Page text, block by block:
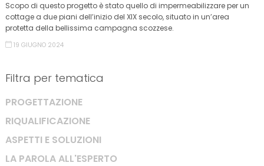
Scopo di questo progetto è stato quello di impermeabilizzare per un
cottage a due piani dell’inizio del XIX secolo, situato in un’area
protetta della bellissima campagna scozzese.
19 GIUGNO 2024
Filtra per tematica
PROGETTAZIONE
RIQUALIFICAZIONE
ASPETTI E SOLUZIONI
LA PAROLA ALL'ESPERTO